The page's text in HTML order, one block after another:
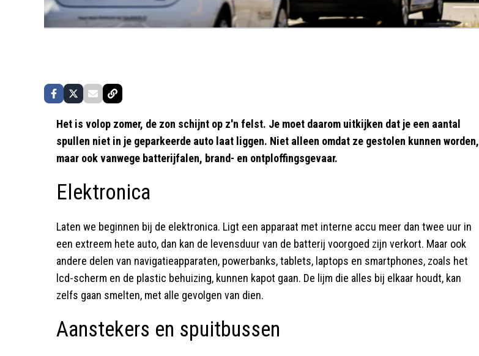
Het is volop zomer, de zon schijnt op z'n felst. Je moet daarom uitkijken dat je een aantal
spullen niet in je geparkeerde auto laat liggen. Niet alleen omdat ze gestolen kunnen worden,
maar ook vanwege batterijfalen, brand- en ontploffingsgevaar.
Elektronica
Laten we beginnen bij de elektronica. Ligt een apparaat met interne accu meer dan twee uur in
een extreem hete auto, dan kan de levensduur van de batterij voorgoed zijn verkort. Maar ook
andere delen van navigatieapparaten, powerbanks, tablets, laptops en smartphones, zoals het
lcd-scherm en de plastic behuizing, kunnen kapot gaan. De lijm die alles bij elkaar houdt, kan
zelfs gaan smelten, met alle gevolgen van dien.
Aanstekers en spuitbussen